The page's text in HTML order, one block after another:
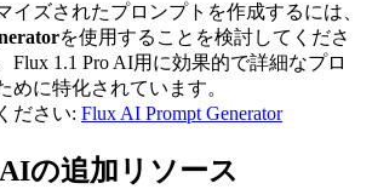
イズされたプロンプトを作成するには、
を使用することを検討してくださ
Flux 1.1 Pro AI用に効果的で詳細なプロ
めに特化されています。
ださい: Flux AI Prompt Generator
の追加リソース